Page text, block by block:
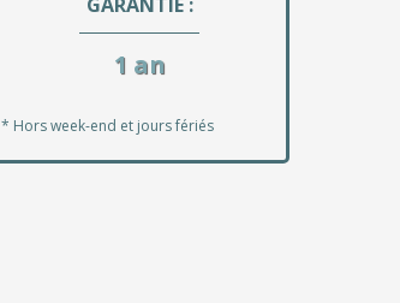
1 an
* Hors week-end et jours fériés